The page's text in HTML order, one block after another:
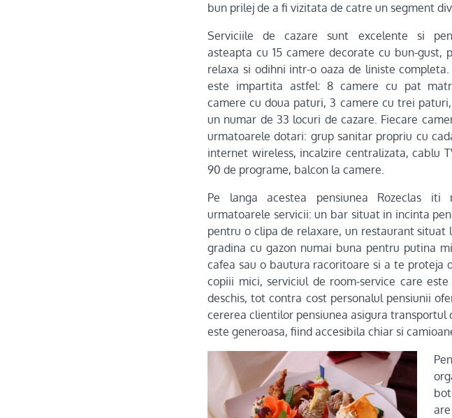
bun prilej de a fi vizitata de catre un segment
Serviciile de cazare sunt excelente si
asteapta cu 15 camere decorate cu bun-gust,
relaxa si odihni intr-o oaza de liniste completa.
este impartita astfel: 8 camere cu pat
camere cu doua paturi, 3 camere cu trei
un numar de 33 locuri de cazare. Fiecare
urmatoarele dotari: grup sanitar propriu cu
internet wireless, incalzire centralizata, cablu
90 de programe, balcon la camere.
Pe langa acestea pensiunea Rozeclas iti
urmatoarele servicii: un bar situat in incinta
pentru o clipa de relaxare, un restaurant
gradina cu gazon numai buna pentru putina
cafea sau o bautura racoritoare si a te proteja
copiii mici, serviciul de room-service care
deschis, tot contra cost personalul pensiunii
cererea clientilor pensiunea asigura transportul
este generoasa, fiind accesibila chiar si